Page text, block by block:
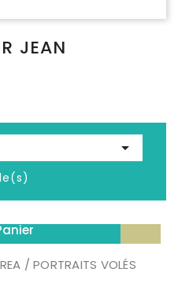
JEAN

/ PORTRAITS VOLÉS